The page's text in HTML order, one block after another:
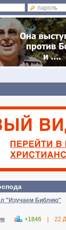
"Изучаем Библию"
+1846 22